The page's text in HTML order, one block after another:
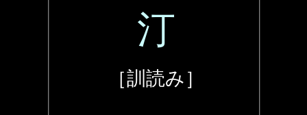
汀
［訓読み］